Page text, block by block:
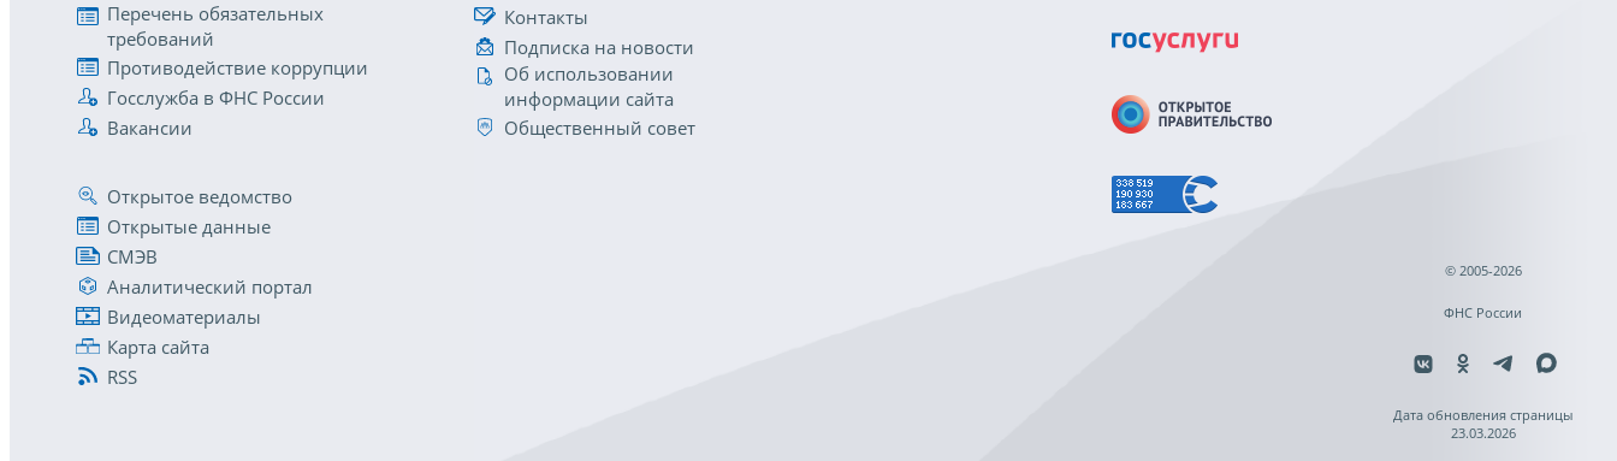
Перечень обязательных
требований
Противодействие коррупции
Госслужба в ФНС России
Вакансии
Контакты
Подписка на новости
Об использовании
информации сайта
Общественный совет
Открытое ведомство
Открытые данные
СМЭВ
Аналитический портал
Видеоматериалы
Карта сайта
RSS
© 2005-2026
ФНС России
Дата обновления страницы
23.03.2026